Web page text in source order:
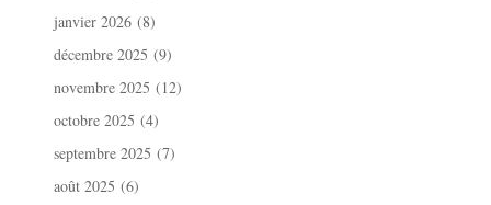
janvier 2026 (8)
décembre 2025 (9)
novembre 2025 (12)
octobre 2025 (4)
septembre 2025 (7)
août 2025 (6)